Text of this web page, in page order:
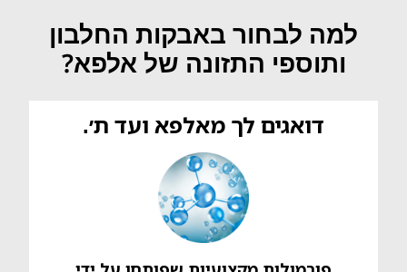
למה לבחור באבקות החלבון
ותוספי התזונה של אלפא?
דואגים לך מאלפא ועד ת׳.